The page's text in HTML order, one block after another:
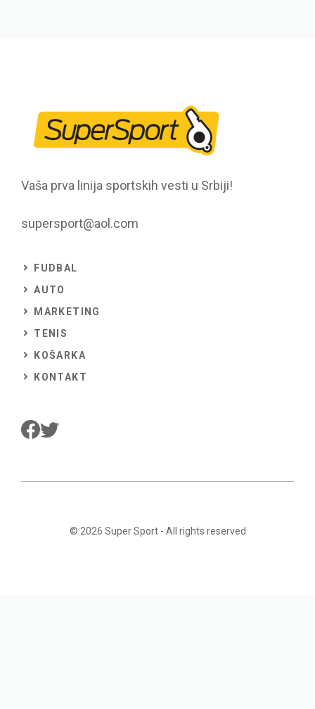
Vaša prva linija sportskih vesti u Srbiji!
supersport@aol.com
FUDBAL
AUTO
MARKETING
TENIS
KOŠARKA
KONTAKT
© 2026 Super Sport- All rights reserved